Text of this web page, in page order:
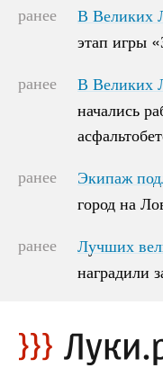
ранее
В Великих
этап игры
В Великих
этап игры
ранее
В Великих
начались
В Великих
начались
ранее
Экипаж
город на
Экипаж
город на
ранее
Лучших
наградили
Лучших
наградили